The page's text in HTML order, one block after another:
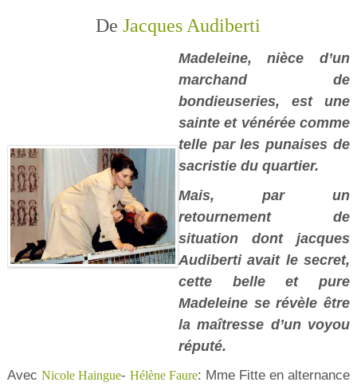
DeJacques Audiberti
Madeleine, nièce d’un
marchand de
bondieuseries, est une
sainte et vénérée comme
telle par les punaises de
sacristie du quartier.
Mais, par un
retournement de
situation dont jacques
Audiberti avait le secret,
cette belle et pure
Madeleine se révèle être
la maîtresse d’un voyou
réputé.
Avec Nicole Haingue- Hélène Faure: Mme Fitte en alternance